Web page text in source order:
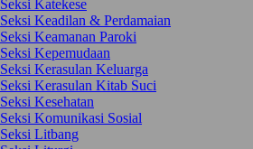
Seksi Katekese
Seksi Keadilan & Perdamaian
Seksi Keamanan Paroki
Seksi Kepemudaan
Seksi Kerasulan Keluarga
Seksi Kerasulan Kitab Suci
Seksi Kesehatan
Seksi Komunikasi Sosial
Seksi Litbang